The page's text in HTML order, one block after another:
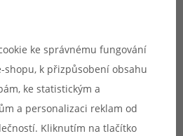
Mandarin Mango Freeze na vás
spojení chuti mandarinky a
vyzrálého exotického manga. Aby
oběma složkám se připojuje také
řádná porce mrazivé koolady.
Není skladem online
Skladem na 8 prodejnách
349 Kč
ke správnému fungování
shopu, k přizpůsobení obsahu
ke statistickým a
a personalizaci reklam od
Kliknutím na tlačítko